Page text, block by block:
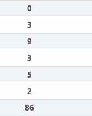
0
3
9
3
5
2
86